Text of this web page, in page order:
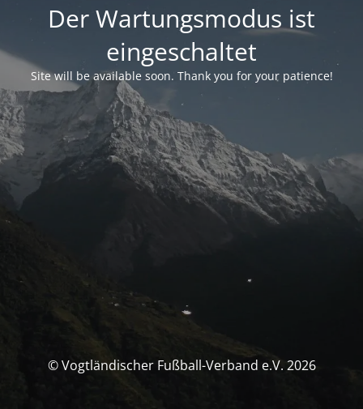
Der Wartungsmodus ist
eingeschaltet
Site will be available soon. Thank you for your patience!
© Vogtländischer Fußball-Verband e.V. 2026